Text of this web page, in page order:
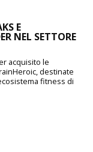
E
NEL SETTORE
acquisito le
destinate
fitness di